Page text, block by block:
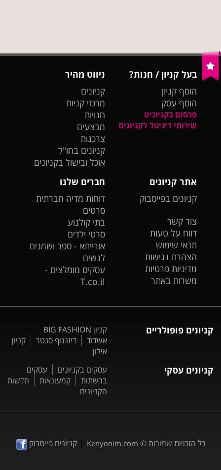
בעל קניון / חנות?
הוסף קניון
הוסף עסק
פרסום בקניונים
שירותי דיגיטל לקניונים
ניווט מהיר
קניונים
מרכזי קניות
חנויות
מבצעים
צרכנות
קניונים בחו"ל
אוכל ובישול בקניונים
אתר קניונים
קניונים בפייסבוק
צור קשר
דווח על טעות
תנאי שימוש
הצהרת נגישות
מדיניות פרטיות
משרות באתר
חברים שלנו
דוחות מדיה חברתית
סרטים
בתי קולנוע
סרטי ילדים
אורייתא - ספר ושמנים
לנשים
עסקים מומלצים -
T.co.il
קניונים פופולריים
קניון BIG FASHION
אשדוד
דיזנגוף סנטר
קניון
אילון
קניונים עסקי עסקים בקניונים
עסקים
ברשתות
קמעונאות
חדשות
הקניונים
כל הזכויות שמורות © Kenyonim.com
|קניונים פייסבוק